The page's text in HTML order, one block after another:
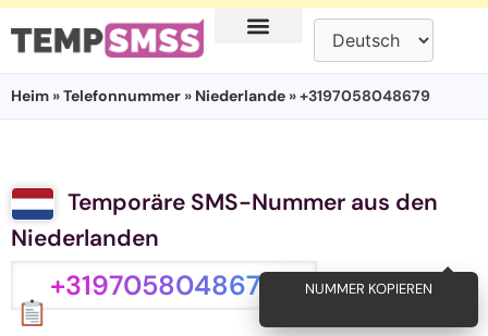
Heim »Telefonnummer » Niederlande » +3197058048679
Temporäre SMS-Nummer aus den
Niederlanden
+3197058048679 NUMMER KOPIEREN